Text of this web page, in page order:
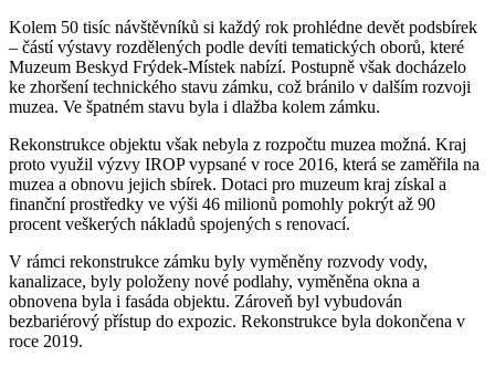
Kolem 50 tisíc návštěvníků si každý rok prohlédne devět podsbírek
– částí výstavy rozdělených podle devíti tematických oborů, které
Muzeum Beskyd Frýdek-Místek nabízí. Postupně však docházelo
ke zhoršení technického stavu zámku, což bránilo v dalším rozvoji
muzea. Ve špatném stavu byla i dlažba kolem zámku.
Rekonstrukce objektu však nebyla z rozpočtu muzea možná. Kraj
proto využil výzvy IROP vypsané v roce 2016, která se zaměřila na
muzea a obnovu jejich sbírek. Dotaci pro muzeum kraj získal a
finanční prostředky ve výši 46 milionů pomohly pokrýt až 90
procent veškerých nákladů spojených s renovací.
V rámci rekonstrukce zámku byly vyměněny rozvody vody,
kanalizace, byly položeny nové podlahy, vyměněna okna a
obnovena byla i fasáda objektu. Zároveň byl vybudován
bezbariérový přístup do expozic. Rekonstrukce byla dokončena v
roce 2019.